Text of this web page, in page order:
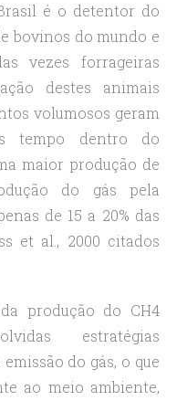
é o detentor do
bovinos do mundo e
vezes forrageiras
destes animais
volumosos geram
tempo dentro do
maior produção de
do gás pela
de 15 a 20% das
et al., 2000 citados
produção do CH4
estratégias
do gás, o que
ao meio ambiente,